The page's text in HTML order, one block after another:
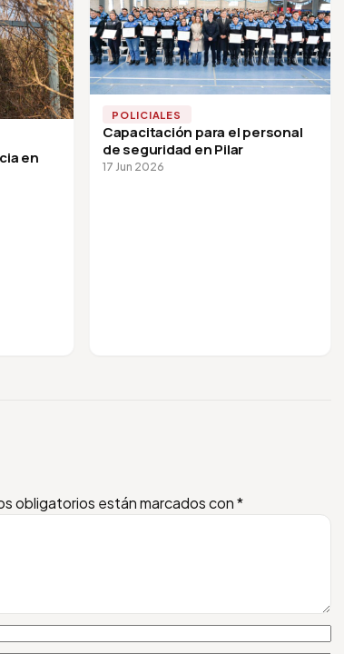
en
POLICIALES
Capacitación para el personal
de seguridad en Pilar
17 Jun 2026
obligatorios están marcados con*